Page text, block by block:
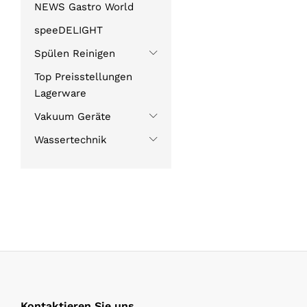
NEWS Gastro World
speeDELIGHT
Spülen Reinigen
Top Preisstellungen
Lagerware
Vakuum Geräte
Wassertechnik